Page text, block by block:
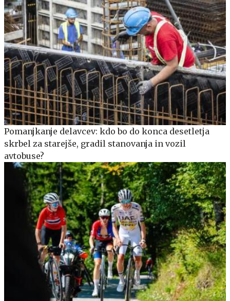
Pomanjkanje delavcev: kdo bo do konca desetletja
skrbel za starejše, gradil stanovanja in vozil
avtobuse?